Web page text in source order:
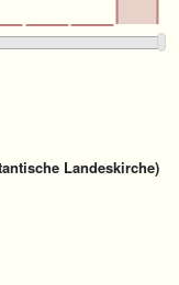
Landeskirche)